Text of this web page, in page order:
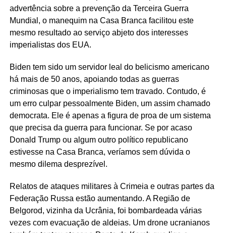
advertência sobre a prevenção da Terceira Guerra
Mundial, o manequim na Casa Branca facilitou este
mesmo resultado ao serviço abjeto dos interesses
imperialistas dos EUA.
Biden tem sido um servidor leal do belicismo americano
há mais de 50 anos, apoiando todas as guerras
criminosas que o imperialismo tem travado. Contudo, é
um erro culpar pessoalmente Biden, um assim chamado
democrata. Ele é apenas a figura de proa de um sistema
que precisa da guerra para funcionar. Se por acaso
Donald Trump ou algum outro político republicano
estivesse na Casa Branca, veríamos sem dúvida o
mesmo dilema desprezível.
Relatos de ataques militares à Crimeia e outras partes da
Federação Russa estão aumentando. A Região de
Belgorod, vizinha da Ucrânia, foi bombardeada várias
vezes com evacuação de aldeias. Um drone ucranianos